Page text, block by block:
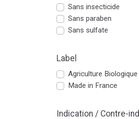
Sans insecticide
Sans paraben
Sans sulfate
Label
Agriculture Biologique
Made in France
Indication / Contre-